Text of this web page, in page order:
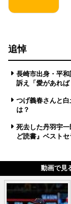
追悼
長崎市出身・平
訴え「愛があれ
つげ義春さんと
は？
死去した丹羽宇
ど読書』ベストセ
動画で見